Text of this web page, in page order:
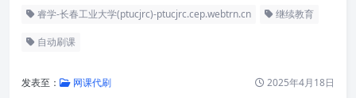
睿学-长春工业大学(ptucjrc)-ptucjrc.cep.webtrn.cn 继续教育
自动刷课
发表至： 网课代刷 2025年4月18日